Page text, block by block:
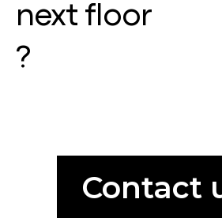
next floor
?
Contact